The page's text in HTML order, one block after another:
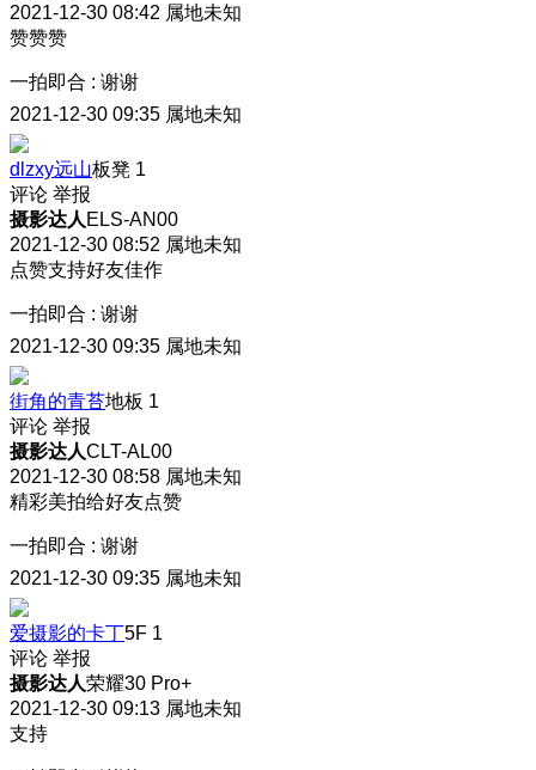
2021-12-30 08:42 属地未知
赞赞赞
一拍即合 : 谢谢
2021-12-30 09:35 属地未知
dlzxy远山板凳 1
评论 举报
摄影达人 ELS-AN00
2021-12-30 08:52 属地未知
点赞支持好友佳作
一拍即合 : 谢谢
2021-12-30 09:35 属地未知
街角的青苔地板 1
评论 举报
摄影达人CLT-AL00
2021-12-30 08:58 属地未知
精彩美拍给好友点赞
一拍即合 : 谢谢
2021-12-30 09:35 属地未知
爱摄影的卡丁5F 1
评论 举报
摄影达人荣耀30 Pro+
2021-12-30 09:13 属地未知
支持